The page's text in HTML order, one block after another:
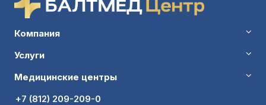
Компания
Услуги
Медицинские центры
+7 (812) 209-209-0